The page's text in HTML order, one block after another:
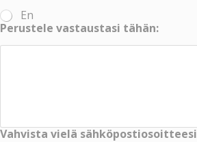
En
Perustele vastaustasi tähän:
Vahvista vielä sähköpostiosoitteesi